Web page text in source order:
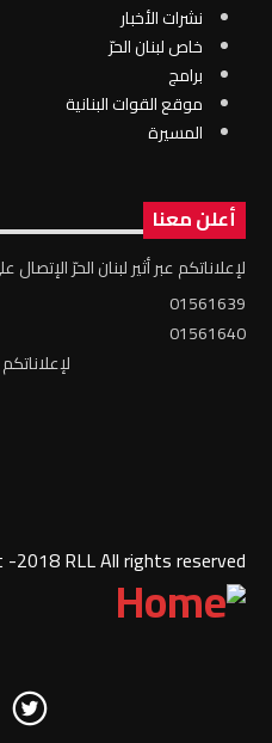
نشرات الأخبار
خاص لبنان الحرّ
برامج
موقع القوات البنانية
المسيرة
أعلن معنا
لإعلاناتكم عبر أثير لبنان الحرّ الإتصال
01561639
01561640
لإعلاناتكم
-2018 RLL All rights reserved